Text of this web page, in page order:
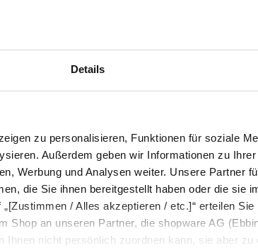
Details
zu personalisieren, Funktionen für soziale
Außerdem geben wir Informationen zu
Werbung und Analysen weiter. Unsere Partner
die Sie ihnen bereitgestellt haben oder die sie
/ Alles akzeptieren / etc.]“ erteilen
Shop an unseren Partner, die shopware AG
Ihnen nicht persönlich zuordnen kann, sie aber zu